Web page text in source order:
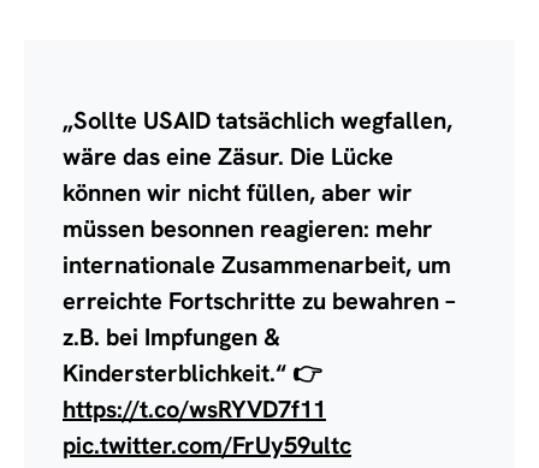
„Sollte USAID tatsächlich wegfallen,
wäre das eine Zäsur. Die Lücke
können wir nicht füllen, aber wir
müssen besonnen reagieren: mehr
internationale Zusammenarbeit, um
erreichte Fortschritte zu bewahren –
z.B. bei Impfungen &
Kindersterblichkeit.“ 👉
https://t.co/wsRYVD7f11
pic.twitter.com/FrUy59ultc